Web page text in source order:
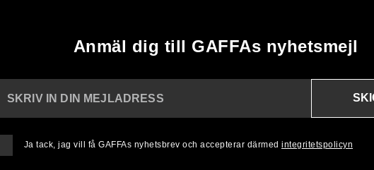
Anmäl dig till GAFFAs nyhetsmejl
SKRIV IN DIN MEJLADRESS
Ja tack, jag vill få GAFFAs nyhetsbrev och accepterar därmed integritetspolicyn